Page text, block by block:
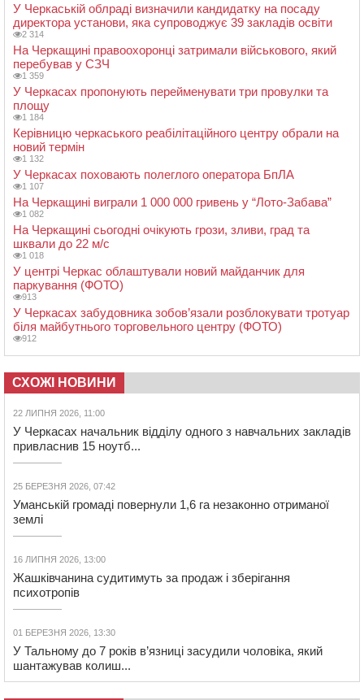
У Черкаській облраді визначили кандидатку на посаду
директора установи, яка супроводжує 39 закладів освіти
2 314
На Черкащині правоохоронці затримали військового, який
перебував у СЗЧ
1 359
У Черкасах пропонують перейменувати три провулки та
площу
1 184
Керівницю черкаського реабілітаційного центру обрали на
новий термін
1 132
У Черкасах поховають полеглого оператора БпЛА
1 107
На Черкащині виграли 1 000 000 гривень у “Лото-Забава”
1 082
На Черкащині сьогодні очікують грози, зливи, град та
шквали до 22 м/с
1 018
У центрі Черкас облаштували новий майданчик для
паркування (ФОТО)
913
У Черкасах забудовника зобов’язали розблокувати тротуар
біля майбутнього торговельного центру (ФОТО)
912
СХОЖІ НОВИНИ
22 ЛИПНЯ 2026, 11:00
У Черкасах начальник відділу одного з навчальних закладів
привласнив 15 ноутб...
25 БЕРЕЗНЯ 2026, 07:42
Уманській громаді повернули 1,6 га незаконно отриманої
землі
16 ЛИПНЯ 2026, 13:00
Жашківчанина судитимуть за продаж і зберігання
психотропів
01 БЕРЕЗНЯ 2026, 13:30
У Тальному до 7 років в’язниці засудили чоловіка, який
шантажував колиш...